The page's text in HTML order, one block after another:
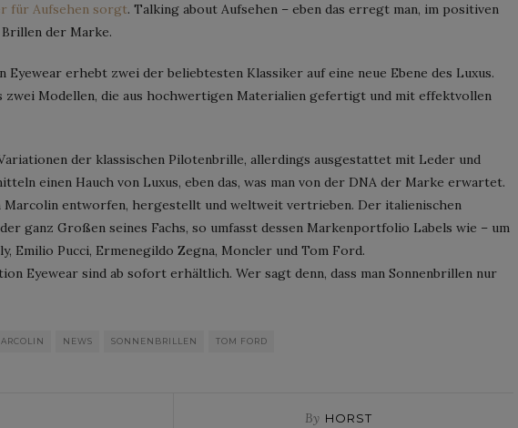
für Aufsehen sorgt. Talking about Aufsehen – eben das erregt man, im positiven
der Marke.
Eyewear erhebt zwei der beliebtesten Klassiker auf eine neue Ebene des Luxus.
zwei Modellen, die aus hochwertigen Materialien gefertigt und mit effektvollen
der klassischen Pilotenbrille, allerdings ausgestattet mit Leder und
einen Hauch von Luxus, eben das, was man von der DNA der Marke erwartet.
Marcolin entworfen, hergestellt und weltweit vertrieben. Der italienischen
ganz Großen seines Fachs, so umfasst dessen Markenportfolio Labels wie – um
Emilio Pucci, Ermenegildo Zegna, Moncler und Tom Ford.
Eyewear sind ab sofort erhältlich. Wer sagt denn, dass man Sonnenbrillen nur
NEWS SONNENBRILLEN TOM FORD
By HORST